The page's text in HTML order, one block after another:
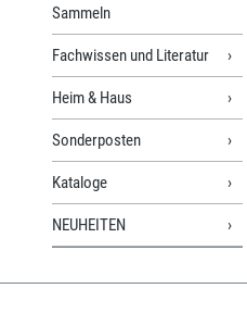
Sammeln
Fachwissen und Literatur
Heim & Haus
Sonderposten
Kataloge
NEUHEITEN